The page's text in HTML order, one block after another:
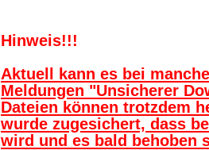
Hinweis!!!
Aktuell kann es bei
Meldungen "Unsicherer
Dateien können trotzdem
wurde zugesichert, dass
wird und es bald behoben